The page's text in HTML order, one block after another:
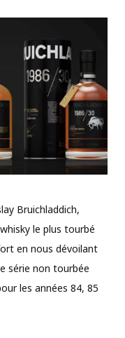
Bruichladdich,
le plus tourbé
en nous dévoilant
série non tourbée
les années 84, 85